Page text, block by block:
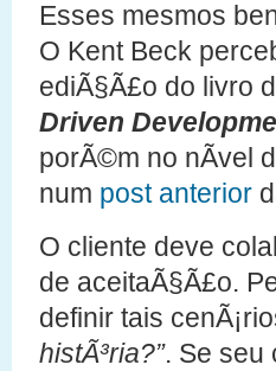
Esses mesmos
O Kent Beck
ediÃ§Ã£o do livro
Driven
porÃ©m no nÃ­vel
num post anterior
O cliente deve
de aceitaÃ§Ã£o.
definir tais
histÃ³ria?”. Se seu